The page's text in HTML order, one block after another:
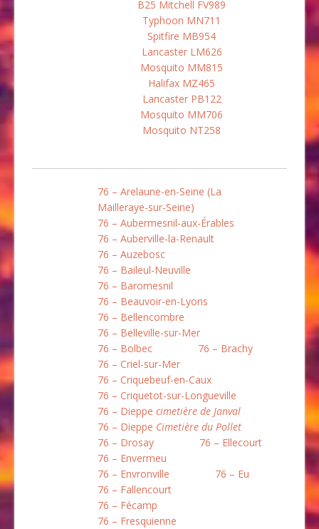
B25 Mitchell FV989
Typhoon MN711
Spitfire MB954
Lancaster LM626
Mosquito MM815
Halifax MZ465
Lancaster PB122
Mosquito MM706
Mosquito NT258
76 – Arelaune-en-Seine (La
Mailleraye-sur-Seine)
76 – Aubermesnil-aux-Érables
76 – Auberville-la-Renault
76 – Auzebosc
76 – Baileul-Neuville
76 – Baromesnil
76 – Beauvoir-en-Lyons
76 – Bellencombre
76 – Belleville-sur-Mer
76 – Bolbec
76 – Brachy
76 – Criel-sur-Mer
76 – Criquebeuf-en-Caux
76 – Criquetot-sur-Longueville
76 – Dieppe cimetière de Janval
76 – Dieppe Cimetière du Pollet
76 – Drosay
76 – Ellecourt
76 – Envermeu
76 – Envronville
76 – Eu
76 – Fallencourt
76 – Fécamp
76 – Fresquienne